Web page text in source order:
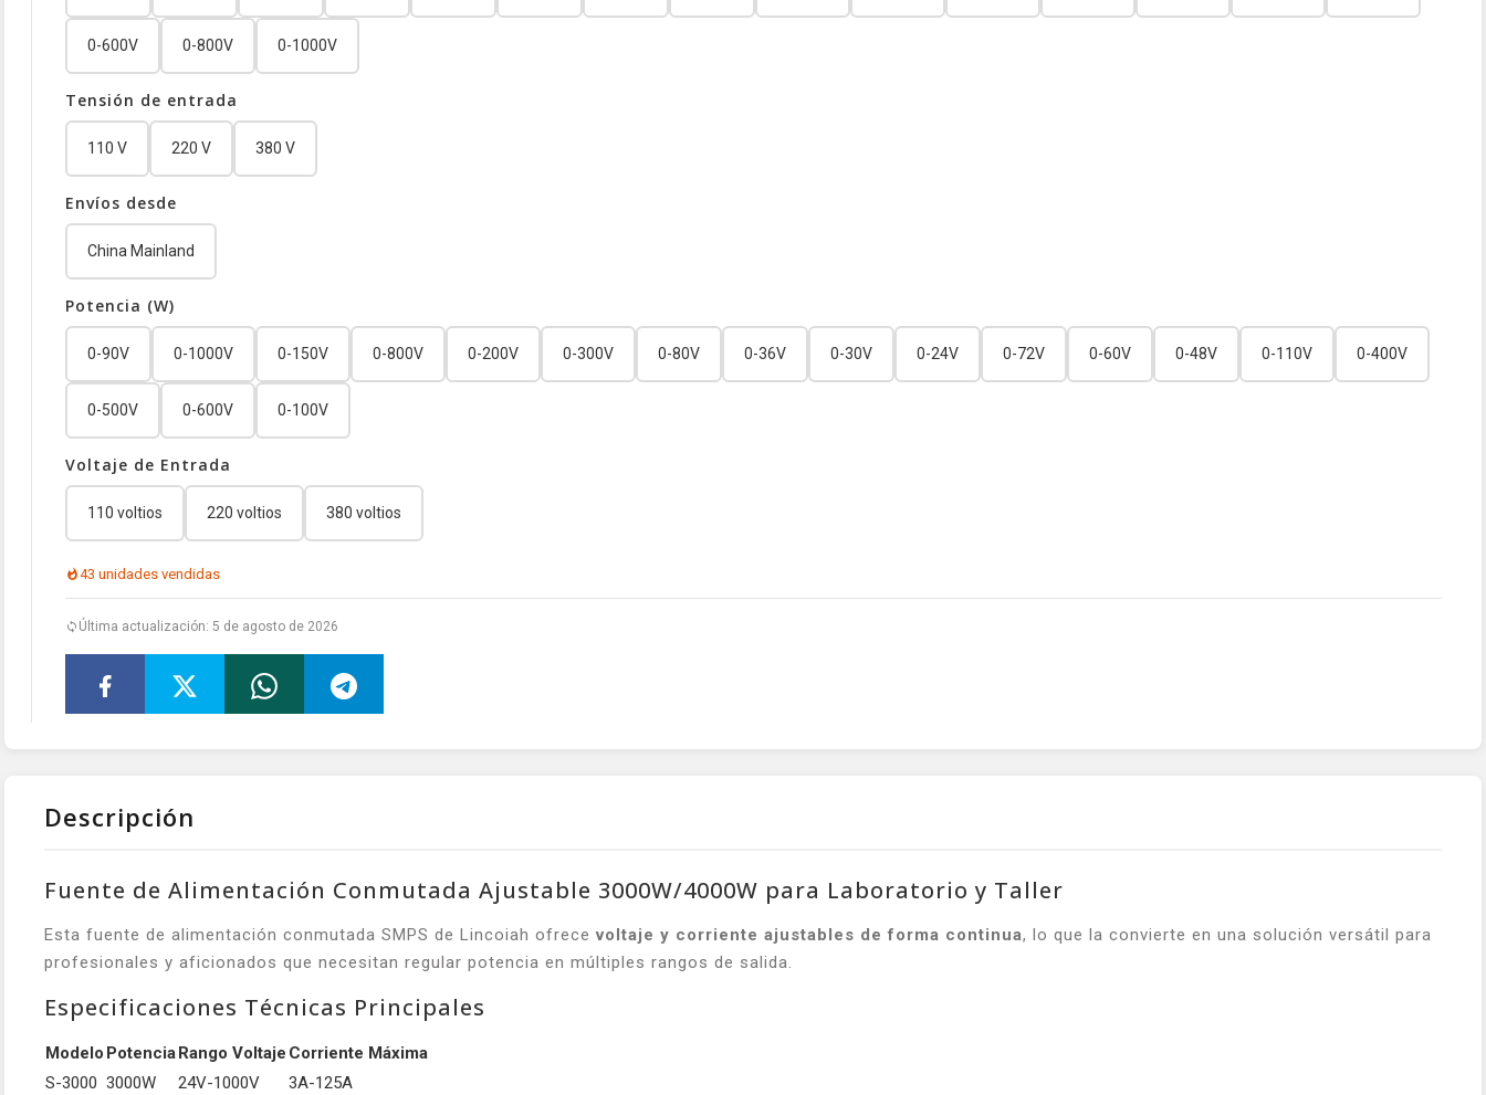
0-600V 0-800V 0-1000V
Tensión de entrada
110 V 220 V 380 V
Envíos desde
China Mainland
Potencia (W)
0-90V 0-1000V 0-150V 0-800V 0-200V 0-300V 0-80V 0-36V 0-30V 0-24V 0-72V 0-60V 0-48V 0-110V 0-400V
0-500V 0-600V 0-100V
Voltaje de Entrada
110 voltios 220 voltios 380 voltios
43 unidades vendidas
Última actualización: 5 de agosto de 2026
Descripción
Fuente de Alimentación Conmutada Ajustable 3000W/4000W para Laboratorio y Taller
Esta fuente de alimentación conmutada SMPS de Lincoiah ofrecevoltaje y corriente ajustables de forma continua, lo que la convierte en una solución versátil para
profesionales y aficionados que necesitan regular potencia en múltiples rangos de salida.
Especificaciones Técnicas Principales
Modelo PotenciaRango Voltaje Corriente Máxima
S-3000 3000W 24V-1000V
3A-125A